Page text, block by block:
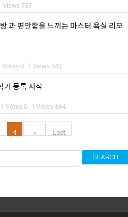
Views 737
과 편안함을 느끼는 마스터 욕실 리모
Votes 0 | Views 642
기 등록 시작
| Votes 0 | Views 664
4 » Last
SEARCH